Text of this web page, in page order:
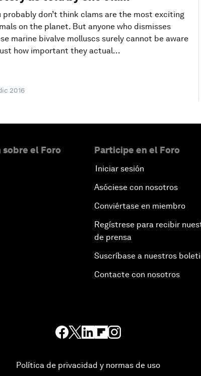
probably don’t think clams are the most exciting
on the planet. But anyone who dismisses
marine bivalve molluscs surely cannot be aware
how important they actual...
2016
sobre el Foro Participe en el Foro
Iniciar sesión
Asóciese con nosotros
Conviértase en miembro
Regístrese para recibir
de prensa
Suscríbase a nuestros
Contacte con nosotros
Política de privacidad y normas de uso